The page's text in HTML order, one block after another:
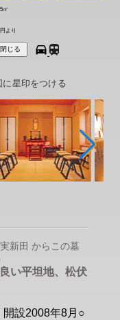
㎡
より
じる
星印をつける
新田 からこの墓
い平坦地、松伏
開設2008年8月○